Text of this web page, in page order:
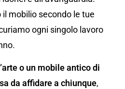
mobilio secondo le tue
ogni singolo lavoro
o un mobile antico di
da affidare a chiunque,